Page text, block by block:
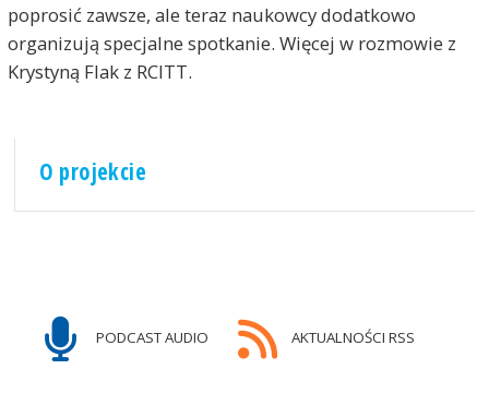
poprosić zawsze, ale teraz naukowcy dodatkowo
organizują specjalne spotkanie. Więcej w rozmowie z
Krystyną Flak z RCITT.
O projekcie
PODCAST AUDIO AKTUALNOŚCI RSS